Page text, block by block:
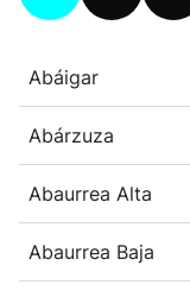
Abáigar
Abárzuza
Abaurrea Alta
Abaurrea Baja